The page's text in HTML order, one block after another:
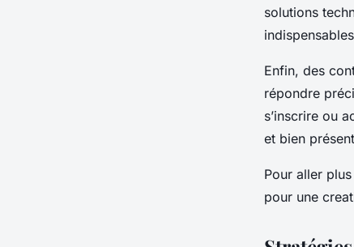
solutions
Enfin, des
répondre
s’inscrire ou
et bien
Pour aller
pour une